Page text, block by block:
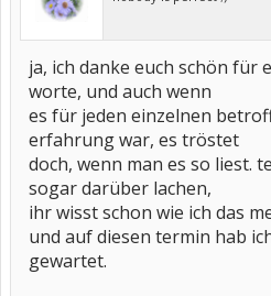
ja, ich danke euch schön für
worte, und auch wenn
es für jeden einzelnen
erfahrung war, es tröstet
doch, wenn man es so liest.
sogar darüber lachen,
ihr wisst schon wie ich das
und auf diesen termin hab
gewartet.